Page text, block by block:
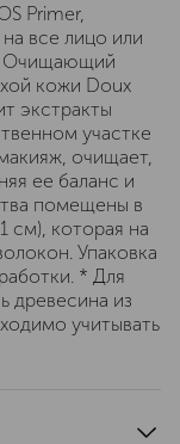
Primer,
все лицо или
Очищающий
кожи Doux
экстракты
участке
очищает,
ее баланс и
помещены в
см), которая на
Упаковка
* Для
древесина из
учитывать